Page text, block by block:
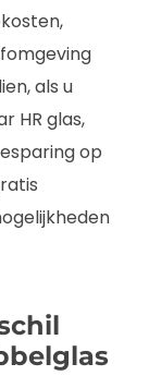
als u
HR glas,
op